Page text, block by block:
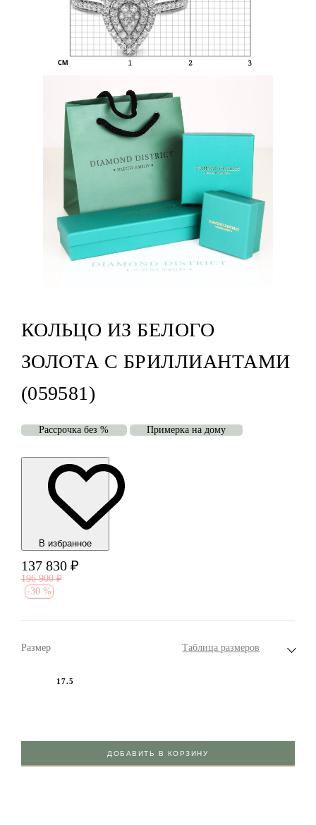
КОЛЬЦО ИЗ БЕЛОГО
ЗОЛОТА С БРИЛЛИАНТАМИ
(059581)
Рассрочка без % Примерка на дому
В избранноe
137 830 ₽
196 900 ₽
-30 %
Размер Таблица размеров
17.5
ДОБАВИТЬ В КОРЗИНУ